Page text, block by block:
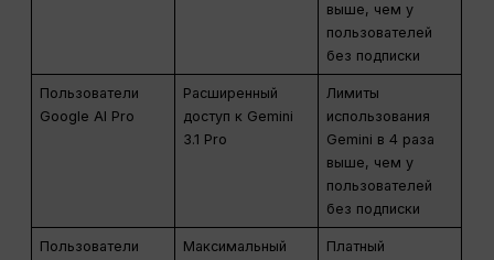
выше, чем у
пользователей
без подписки
Пользователи
Google AI Pro
Расширенный
доступ к Gemini
3.1 Pro
Лимиты
использования
Gemini в 4 раза
выше, чем у
пользователей
без подписки
Пользователи
Максимальный
Платный